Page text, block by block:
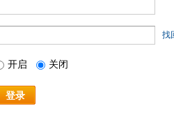
找
开启 关闭
登录